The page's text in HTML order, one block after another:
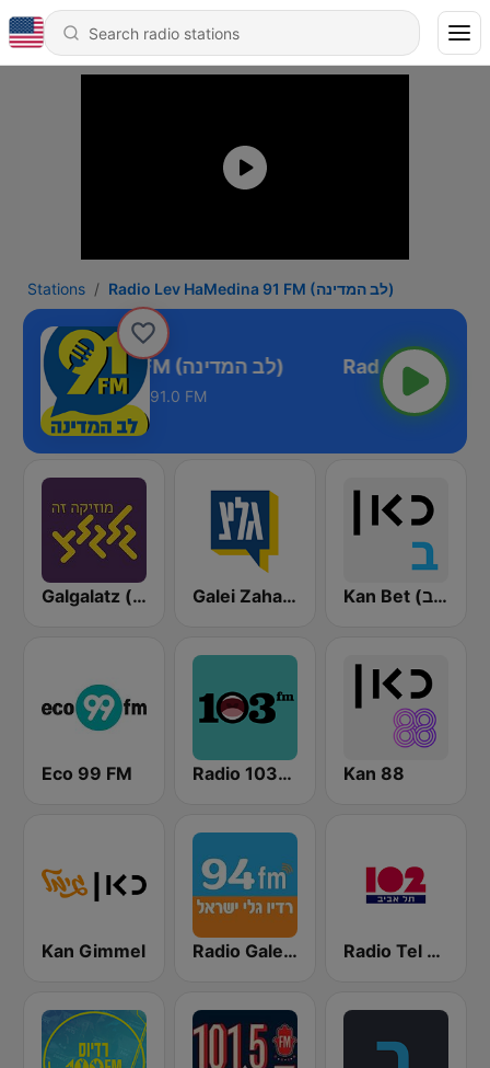
Stations Radio Lev HaMedina 91 FM (לב המדינה)
Radio Lev HaMedina 91 FM (לב המדינה)
91.0 FM
Galgalatz (גלגלצ רדיו) Galei Zahal (גלי צה"ל) Kan Bet (כאן ב' / רשת ב')
Eco 99 FM Radio 103FM Kan 88
Kan Gimmel Radio Galey Israel (רדיו גלי ישראל) Radio Tel Aviv 102FM (רדיו תל אביב)